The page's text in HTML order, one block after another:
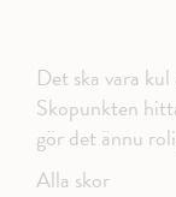
Det ska vara
Skopunkten
gör det ännu
Alla skor